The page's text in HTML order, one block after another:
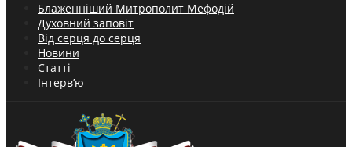
Блаженніший Митрополит Мефодій
Духовний заповіт
Від серця до серця
Новини
Статті
Інтерв’ю